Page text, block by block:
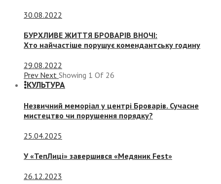
30.08.2022
БУРХЛИВЕ ЖИТТЯ БРОВАРІВ ВНОЧІ:
Хто найчастіше порушує комендантську годину
29.08.2022
Prev Next Showing 1 Of 26
КУЛЬТУРА
Незвичний меморіал у центрі Броварів. Сучасне
мистецтво чи порушення порядку?
25.04.2025
У «ТепЛиці» завершився «Медяник Fest»
26.12.2023